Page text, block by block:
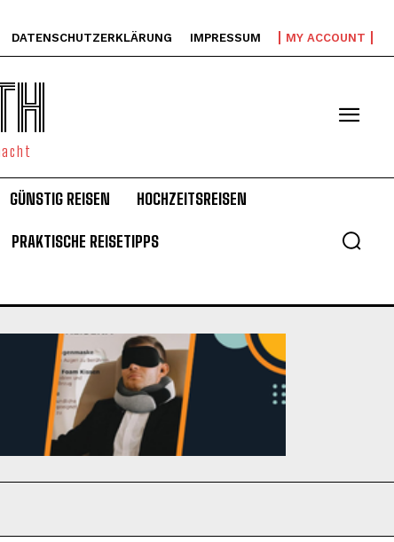
DATENSCHUTZERKLÄRUNG IMPRESSUM MY ACCOUNT
GÜNSTIG REISEN HOCHZEITSREISEN
PRAKTISCHE REISETIPPS